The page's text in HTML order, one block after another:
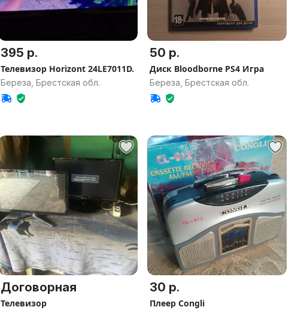
395 р.
Телевизор Horizont 24LE7011D.
Береза, Брестская обл.
50 р.
Диск Bloodborne PS4 Игра
Береза, Брестская обл.
Договорная
Телевизор
30 р.
Плеер Congli